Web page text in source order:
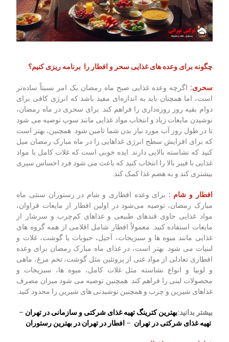
چگونه برای وعده های غذایی سحر و افطار را برنامه ریزی کنیم؟
سحری: اگرچه وعده غذایی صبح ماه رمضان یک امر نسبتاً ساده‌تر
است، اما همچنان باید به اندازه‌ای مفید باشد که انرژی کافی برای
دوام بقیه روز روزه‌داری را فراهم کند. برای سحری در ماه رمضان،
نوشیدن مایعات زیاد و انتخاب مواد غذایی مانند سوپ توصیه می شود
تا در طول روز آب مورد نیاز بدن شما تامین شود. همچنین، بهتر است
که برای افزایش سطح انرژی غذاهایی را در ماه مبارک رمضان میل
کنید که نشاسته بالایی دارند. ایده خوبی است که غلات کامل یا مواد
غذایی با فیبر بالا را انتخاب کنید که باعث می شود فرد احساس سیری
بیشتری کند و به هضم غذا کمک کند.
افطار و شام : برای وعده افطاری و شام در رستوران سنتی ماه
مبارک رمضان، توصیه می‌شود در اولین افطار از مایعات فراوان،
مواد غذایی حاوی قندهای طبیعی و غذاهای کم‌چرب و سرشار از
مایعات استفاده کنید. معمولاً افطار شامل اقلامی از همه گروه های
غذایی مانند میوه ها و سبزیجات، آجیل، حبوبات یا گوشت، غلات و
لبنیات می شود. بهتر است، در غذای ماه مبارک رمضان برای وعده
افطاری تعادلی از مواد غنی از پروتئین مثل گوشت، تخم مرغ، ماهی
و لوبیا و انواع نشاسته مثل غلات کامل، میوه ها، سبزیجات و
محصولات لبنی را فراهم کند. همچنین توصیه می شود میزان مصرف
غذاهای شیرین و چرب و همچنین نوشیدنی های شیرین را محدود کنید.
بیشتر بدانید:بهترین کترینگ تهیه غذای شرکتی و سازمانی در تهران –
تهیه غذای شرکتی در تهران – افطار در تهران در بهترین رستوران